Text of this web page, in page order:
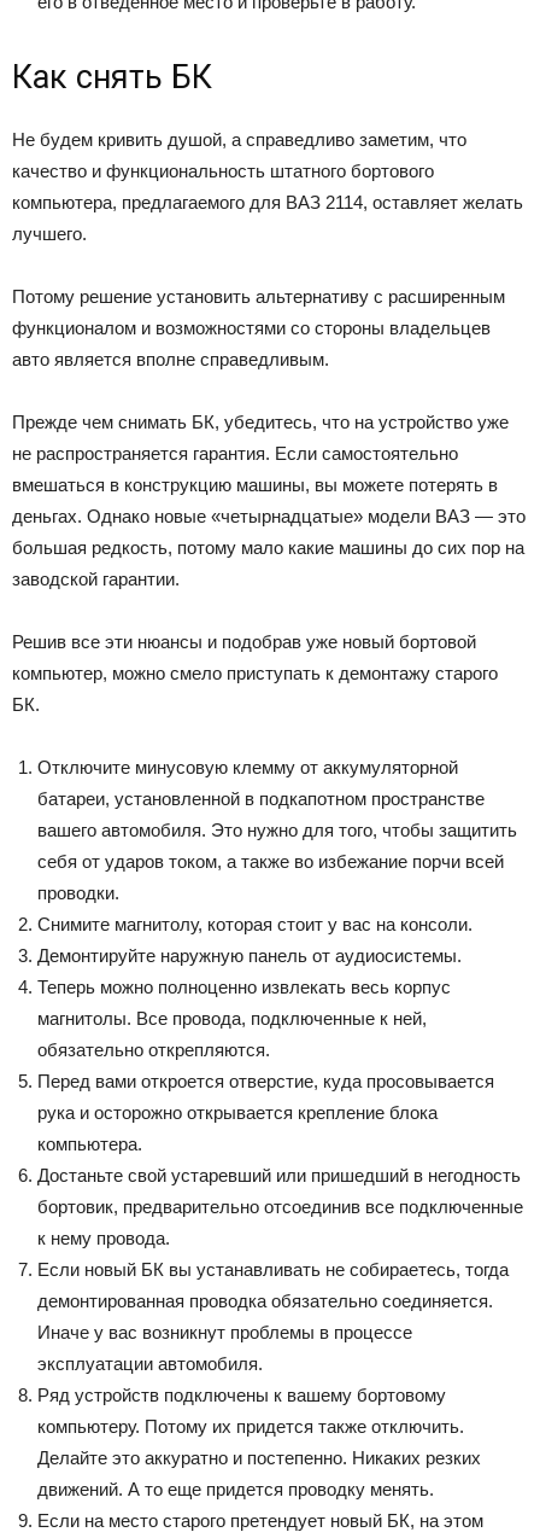
Как снять БК
Не будем кривить душой, а справедливо заметим, что
качество и функциональность штатного бортового
компьютера, предлагаемого для ВАЗ 2114, оставляет желать
лучшего.
Потому решение установить альтернативу с расширенным
функционалом и возможностями со стороны владельцев
авто является вполне справедливым.
Прежде чем снимать БК, убедитесь, что на устройство уже
не распространяется гарантия. Если самостоятельно
вмешаться в конструкцию машины, вы можете потерять в
деньгах. Однако новые «четырнадцатые» модели ВАЗ — это
большая редкость, потому мало какие машины до сих пор на
заводской гарантии.
Решив все эти нюансы и подобрав уже новый бортовой
компьютер, можно смело приступать к демонтажу старого
БК.
Отключите минусовую клемму от аккумуляторной
батареи, установленной в подкапотном пространстве
вашего автомобиля. Это нужно для того, чтобы защитить
себя от ударов током, а также во избежание порчи всей
проводки.
Снимите магнитолу, которая стоит у вас на консоли.
Демонтируйте наружную панель от аудиосистемы.
Теперь можно полноценно извлекать весь корпус
магнитолы. Все провода, подключенные к ней,
обязательно открепляются.
Перед вами откроется отверстие, куда просовывается
рука и осторожно открывается крепление блока
компьютера.
Достаньте свой устаревший или пришедший в негодность
бортовик, предварительно отсоединив все подключенные
к нему провода.
Если новый БК вы устанавливать не собираетесь, тогда
демонтированная проводка обязательно соединяется.
Иначе у вас возникнут проблемы в процессе
эксплуатации автомобиля.
Ряд устройств подключены к вашему бортовому
компьютеру. Потому их придется также отключить.
Делайте это аккуратно и постепенно. Никаких резких
движений. А то еще придется проводку менять.
Если на место старого претендует новый БК, на этом